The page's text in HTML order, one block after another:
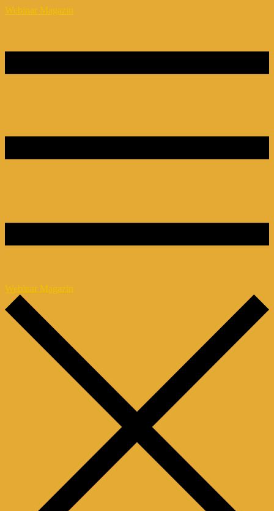
Webinar Magazin
Webinar Magazin